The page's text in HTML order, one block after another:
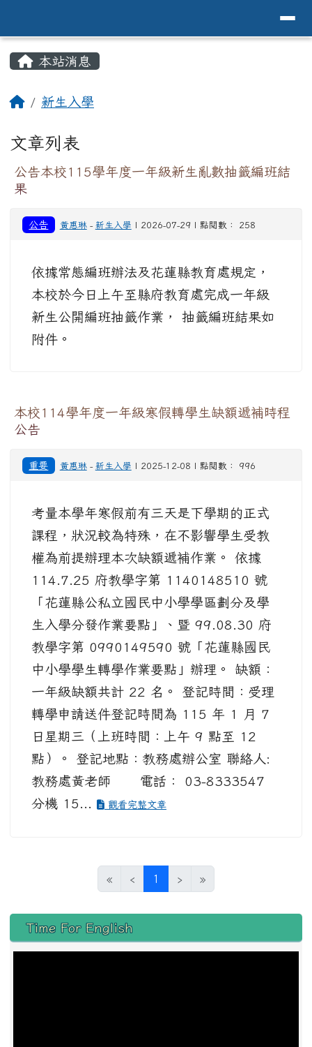
花蓮縣花蓮市中原國小全球資訊
本站消息
回首頁
新生入學
文章列表
公告本校115學年度一年級新生亂數抽籤編班結
果
公告 黃惠琳- 新生入學 | 2026-07-29 | 點閱數： 258
依據常態編班辦法及花蓮縣教育處規定，
本校於今日上午至縣府教育處完成一年級
新生公開編班抽籤作業， 抽籤編班結果如
附件。
本校114學年度一年級寒假轉學生缺額遞補時程
公告
重要 黃惠琳- 新生入學 | 2025-12-08 | 點閱數： 996
考量本學年寒假前有三天是下學期的正式
課程，狀況較為特殊，在不影響學生受教
權為前提辦理本次缺額遞補作業。 依據
114.7.25 府教學字第 1140148510 號
「花蓮縣公私立國民中小學學區劃分及學
生入學分發作業要點」、暨 99.08.30 府
教學字第 0990149590 號「花蓮縣國民
中小學學生轉學作業要點」辦理。 缺額：
一年級缺額共計 22 名。 登記時間：受理
轉學申請送件登記時間為 115 年 1 月 7
日星期三（上班時間：上午 9 點至 12
點）。 登記地點：教務處辦公室 聯絡人:
教務處黃老師 電話： 03-8333547
分機 15...
觀看完整文章
« ‹ 1 (目前頁次)
› »
左邊區域內容
Time For English